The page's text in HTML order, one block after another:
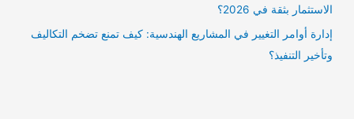
الاستثمار بثقة في 2026؟
إدارة أوامر التغيير في المشاريع الهندسية: كيف تمنع تضخم التكاليف
وتأخير التنفيذ؟